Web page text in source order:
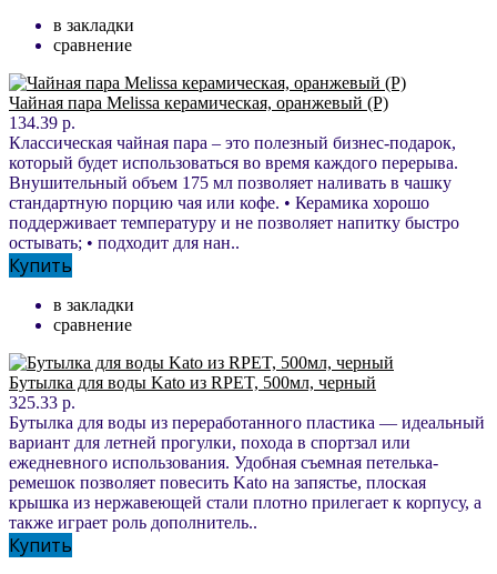
в закладки
сравнение
Чайная пара Melissa керамическая, оранжевый (Р)
134.39 р.
Классическая чайная пара – это полезный бизнес-подарок,
который будет использоваться во время каждого перерыва.
Внушительный объем 175 мл позволяет наливать в чашку
стандартную порцию чая или кофе. • Керамика хорошо
поддерживает температуру и не позволяет напитку быстро
остывать; • подходит для нан..
Купить
в закладки
сравнение
Бутылка для воды Kato из RPET, 500мл, черный
325.33 р.
Бутылка для воды из переработанного пластика — идеальный
вариант для летней прогулки, похода в спортзал или
ежедневного использования. Удобная съемная петелька-
ремешок позволяет повесить Kato на запястье, плоская
крышка из нержавеющей стали плотно прилегает к корпусу, а
также играет роль дополнитель..
Купить